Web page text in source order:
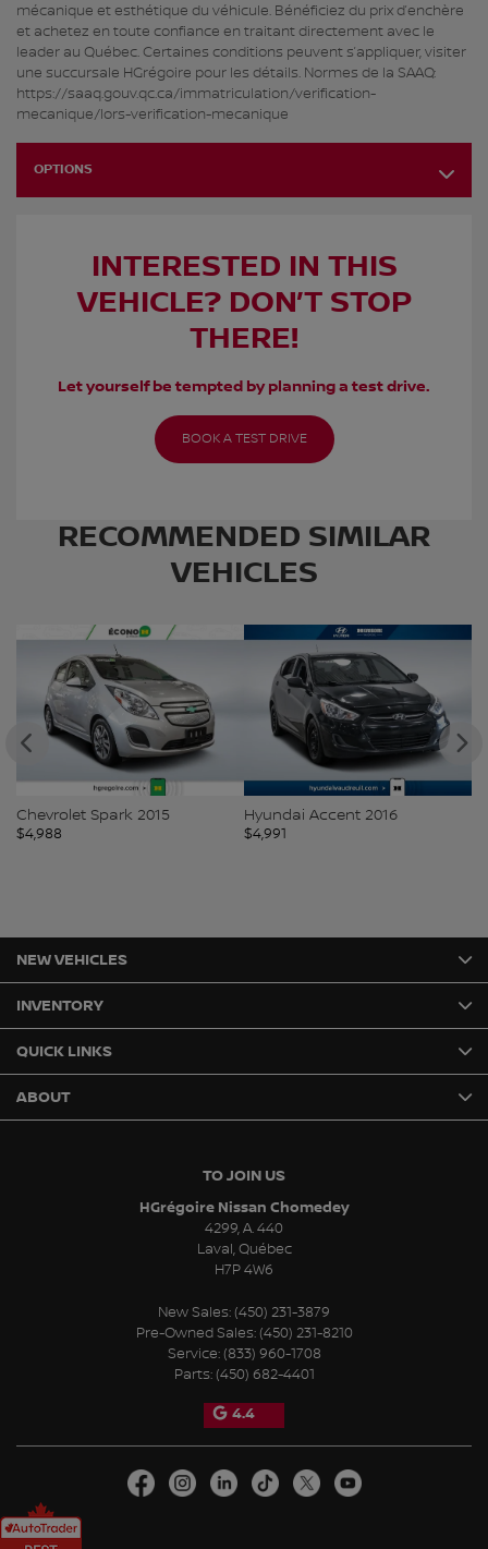
mécanique et esthétique du véhicule. Bénéficiez du prix d’enchère
et achetez en toute confiance en traitant directement avec le
leader au Québec. Certaines conditions peuvent s’appliquer, visiter
une succursale HGrégoire pour les détails. Normes de la SAAQ:
https://saaq.gouv.qc.ca/immatriculation/verification-
mecanique/lors-verification-mecanique
OPTIONS
INTERESTED IN THIS
VEHICLE? DON’T STOP
THERE!
Let yourself be tempted by planning a test drive.
BOOK A TEST DRIVE
RECOMMENDED SIMILAR
VEHICLES
Chevrolet Spark 2015
$4,988
Hyundai Accent 2016
$4,991
TO JOIN US
HGrégoire Nissan Chomedey
4299, A. 440
Laval,Québec
H7P 4W6
New Sales: (450) 231-3879
Pre-Owned Sales: (450) 231-8210
Service: (833) 960-1708
Parts: (450) 682-4401
4.4
NEW VEHICLES
INVENTORY
QUICK LINKS
ABOUT